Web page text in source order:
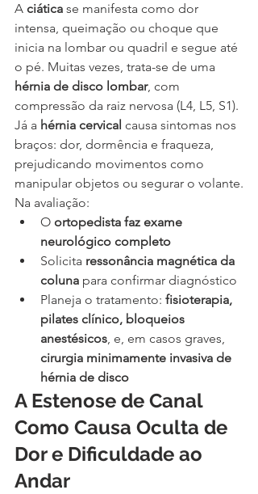
A ciática se manifesta como dor
intensa, queimação ou choque que
inicia na lombar ou quadril e segue até
o pé. Muitas vezes, trata-se de uma
hérnia de disco lombar, com
compressão da raiz nervosa (L4, L5, S1).
Já a hérnia cervical causa sintomas nos
braços: dor, dormência e fraqueza,
prejudicando movimentos como
manipular objetos ou segurar o volante.
Na avaliação:
O ortopedista faz exame
neurológico completo
Solicita ressonância magnética da
coluna para confirmar diagnóstico
Planeja o tratamento: fisioterapia,
pilates clínico, bloqueios
anestésicos, e, em casos graves,
cirurgia minimamente invasiva de
hérnia de disco
A Estenose de Canal
Como Causa Oculta de
Dor e Dificuldade ao
Andar